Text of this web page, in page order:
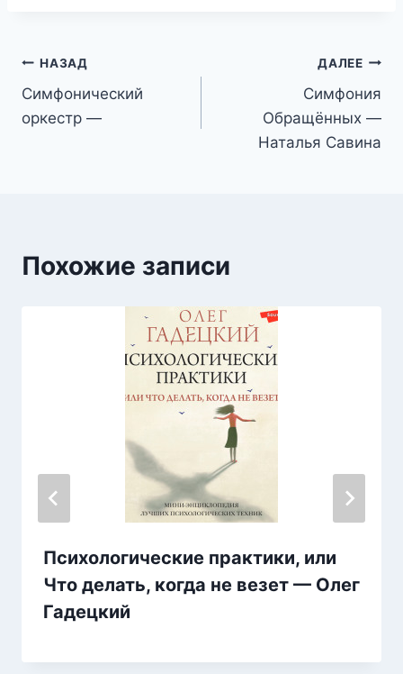
Навигация
по
НАЗАД
Симфонический
оркестр —
ДАЛЕЕ
Симфония
Обращённых —
Наталья Савина
Похожие записи
Психологические практики, или
Что делать, когда не везет — Олег
Гадецкий